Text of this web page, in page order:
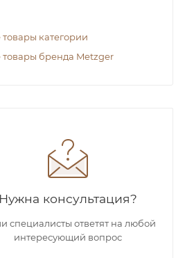
товары категории
товары бренда Metzger
Нужна консультация?
специалисты ответят на любой
интересующий вопрос